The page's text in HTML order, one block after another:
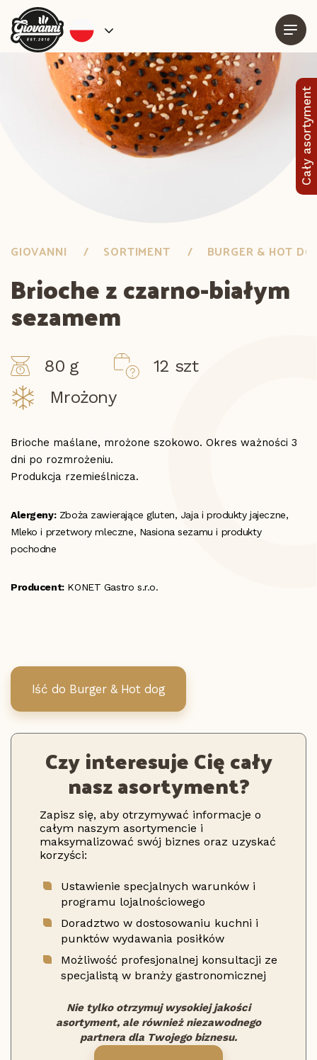
Cały asortyment
GIOVANNI SORTIMENT BURGER & HOT
Brioche z czarno-białym
sezamem
80 g
12 szt
Mrożony
Brioche maślane, mrożone szokowo. Okres ważności 3
dni po rozmrożeniu.
Produkcja rzemieślnicza.
Alergeny:Zboża zawierające gluten, Jaja i produkty jajeczne,
Mleko i przetwory mleczne, Nasiona sezamu i produkty
pochodne
Producent:KONET Gastro s.r.o.
Iść do Burger & Hot dog
Czy interesuje Cię cały
nasz asortyment?
Zapisz się, aby otrzymywać informacje o
całym naszym asortymencie i
maksymalizować swój biznes oraz uzyskać
korzyści:
Ustawienie specjalnych warunków i
programu lojalnościowego
Doradztwo w dostosowaniu kuchni i
punktów wydawania posiłków
Możliwość profesjonalnej konsultacji ze
specjalistą w branży gastronomicznej
Nie tylko otrzymuj wysokiej jakości
asortyment, ale również niezawodnego
partnera dla Twojego biznesu.